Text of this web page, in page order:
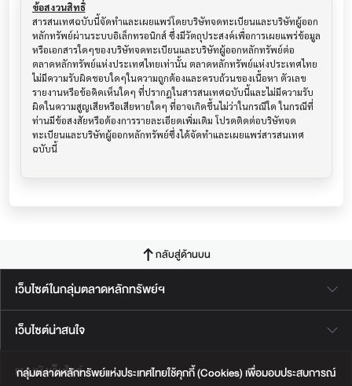
กลุ่มตลาดหลักทรัพย์แห่งประเทศไทยใช้คุกกี้ (Cookies) เพื่อมอบประสบการณ์
ข้อสงวนสิทธิ์
สารสนเทศฉบับนี้จัดทำและเผยแพร่โดยบริษัทจดทะเบียนและบริษัทผู้ออก
หลักทรัพย์ผ่านระบบอิเล็กทรอนิกส์ ซึ่งมีวัตถุประสงค์เพื่อการเผยแพร่ข้อมูล
หรือเอกสารใดๆของบริษัทจดทะเบียนและบริษัทผู้ออกหลักทรัพย์ต่อ
ตลาดหลักทรัพย์แห่งประเทศไทยเท่านั้น ตลาดหลักทรัพย์แห่งประเทศไทย
ไม่มีความรับผิดชอบใดๆในความถูกต้องและครบถ้วนของเนื้อหา ตัวเลข
รายงานหรือข้อคิดเห็นใดๆ ที่ปรากฎในสารสนเทศฉบับนี้และไม่มีความรับ
ผิดในความสูญเสียหรือเสียหายใดๆ ที่อาจเกิดขึ้นไม่ว่าในกรณีใด ในกรณีที่
ท่านมีข้อสงสัยหรือต้องการรายละเอียดเพิ่มเติม โปรดติดต่อบริษัทจด
ทะเบียนและบริษัทผู้ออกหลักทรัพย์ซึ่งได้จัดทำและเผยแพร่สารสนเทศ
ฉบับนี้
กลับสู่ด้านบน
เว็บไซต์ในกลุ่มตลาดหลักทรัพย์ฯ
เว็บไซต์น่าสนใจ
แผนผังเว็บไซต์